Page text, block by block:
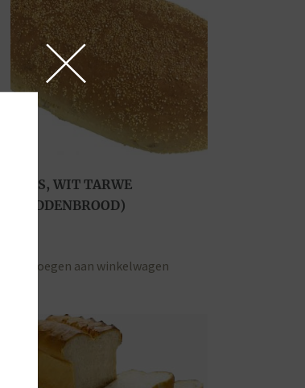
MAIS, WIT TARWE
(MIDDENBROOD)
Toevoegen aan winkelwagen